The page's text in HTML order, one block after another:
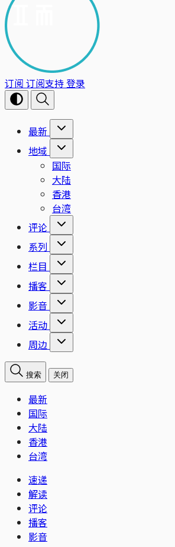
订阅 订阅支持登录
最新
地域
国际
大陆
香港
台湾
评论
系列
栏目
播客
影音
活动
周边
搜索 关闭
最新
国际
大陆
香港
台湾
速递
解读
评论
播客
影音